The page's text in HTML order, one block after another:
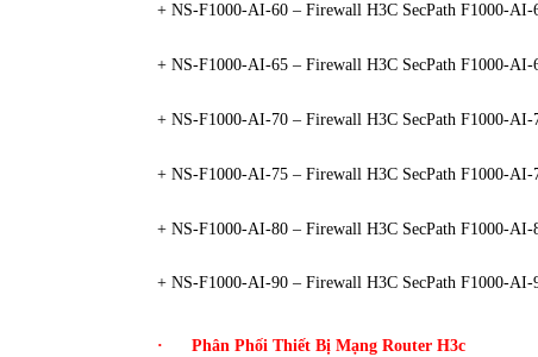
+ NS-F1000-AI-60 – Firewall H3C SecPath F1000-AI-
+ NS-F1000-AI-65 – Firewall H3C SecPath F1000-AI-
+ NS-F1000-AI-70 – Firewall H3C SecPath F1000-AI-
+ NS-F1000-AI-75 – Firewall H3C SecPath F1000-AI-
+ NS-F1000-AI-80 – Firewall H3C SecPath F1000-AI-
+ NS-F1000-AI-90 – Firewall H3C SecPath F1000-AI-
· Phân Phối Thiết Bị Mạng Router H3c